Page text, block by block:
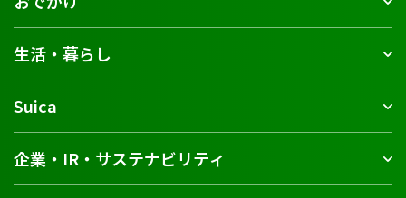
生活・暮らし
Suica
企業・IR・サステナビリティ